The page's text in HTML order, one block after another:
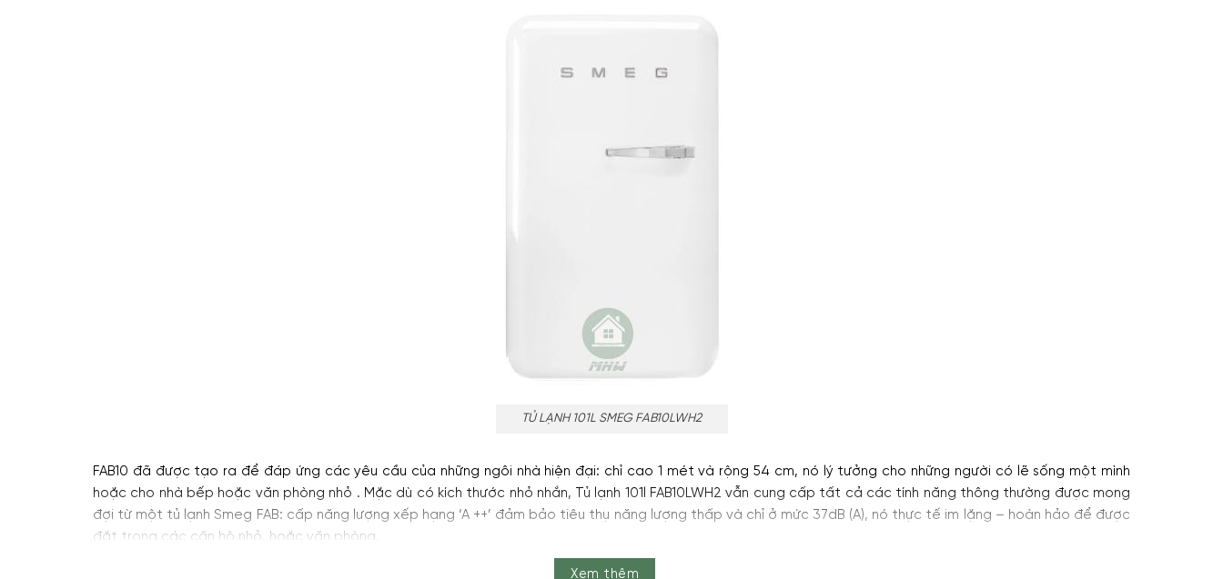
TỦ LẠNH 101L SMEG FAB10LWH2
FAB10 đã được tạo ra để đáp ứng các yêu cầu của những ngôi nhà hiện đại: chỉ cao 1 mét và rộng 54 cm, nó lý tưởng cho những người có lẽ sống một mình
hoặc cho nhà bếp hoặc văn phòng nhỏ . Mặc dù có kích thước nhỏ nhắn, Tủ lạnh 101l FAB10LWH2 vẫn cung cấp tất cả các tính năng thông thường được mong
đợi từ một tủ lạnh Smeg FAB: cấp năng lượng xếp hạng ‘A ++’ đảm bảo tiêu thụ năng lượng thấp và chỉ ở mức 37dB (A), nó thực tế im lặng – hoàn hảo để được
đặt trong các căn hộ nhỏ, hoặc văn phòng.
Xem thêm